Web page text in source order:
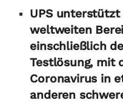
UPS unterstützt
weltweiten
einschließlich
Testlösung, mit
Coronavirus in
anderen